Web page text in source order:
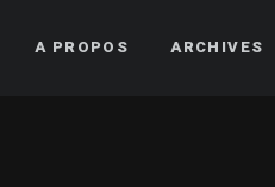
A PROPOS ARCHIVES